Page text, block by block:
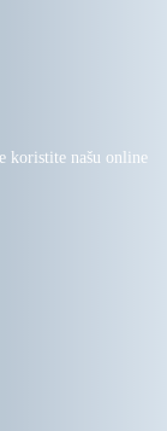
koristite našu online